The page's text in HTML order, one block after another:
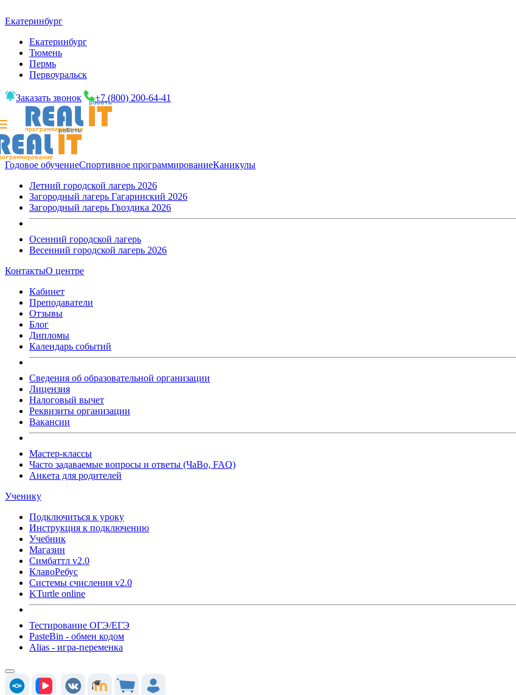
Екатеринбург
Екатеринбург
Тюмень
Пермь
Первоуральск
Заказать звонок +7 (800) 200-64-41
Годовое обучениеСпортивное программированиеКаникулы
Летний городской лагерь 2026
Загородный лагерь Гагаринский 2026
Загородный лагерь Гвоздика 2026
Осенний городской лагерь
Весенний городской лагерь 2026
КонтактыО центре
Кабинет
Преподаватели
Отзывы
Блог
Дипломы
Календарь событий
Сведения об образовательной организации
Лицензия
Налоговый вычет
Реквизиты организации
Вакансии
Мастер-классы
Часто задаваемые вопросы и ответы (ЧаВо, FAQ)
Анкета для родителей
Ученику
Подключиться к уроку
Инструкция к подключению
Учебник
Магазин
Симбаттл v2.0
КлавоРебус
Системы счисления v2.0
KTurtle online
Тестирование ОГЭ/ЕГЭ
PasteBin - обмен кодом
Alias - игра-переменка